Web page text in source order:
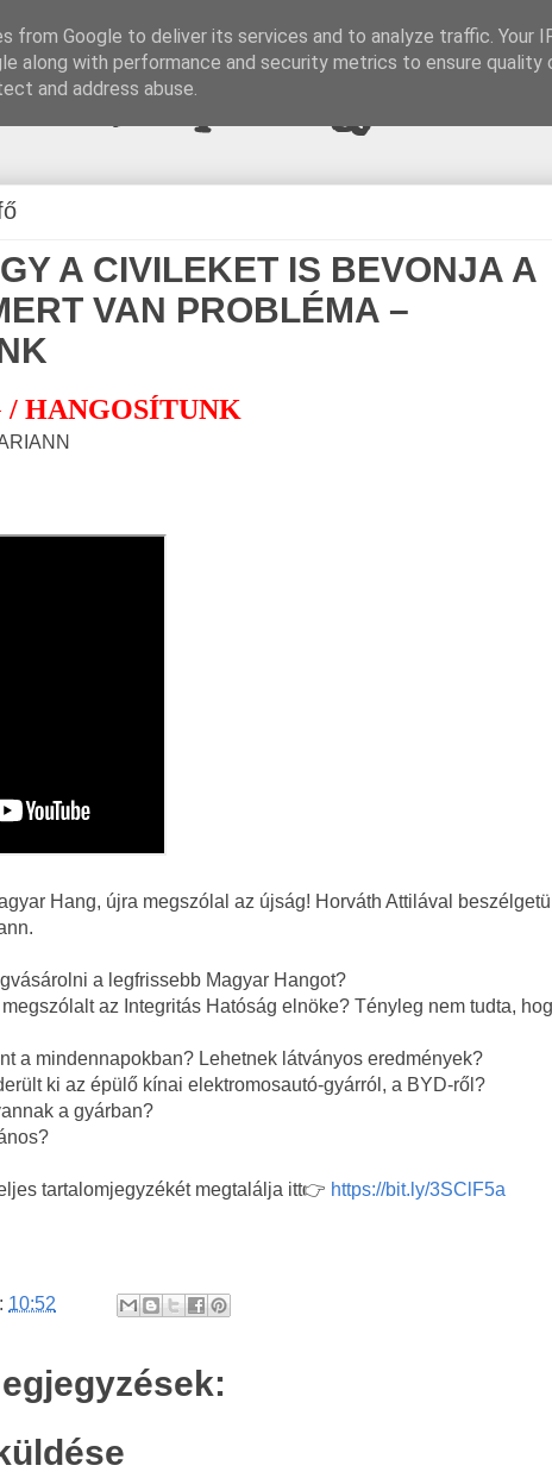
napi blogjava
A CIVILEKET IS BEVONJA A
VAN PROBLÉMA –
HANGOSÍTUNK
Hang, újra megszólal az újság! Horváth Attilával
a legfrissebb Magyar Hangot?
az Integritás Hatóság elnöke? Tényleg nem tudta,
a mindennapokban? Lehetnek látványos eredmények?
ki az épülő kínai elektromosautó-gyárról, a BYD-ről?
a gyárban?
tartalomjegyzékét megtalálja itt👉 https://bit.ly/3SClF5a
10:52
from Google to deliver its services and to analyze traffic. Your
along with performance and security metrics to ensure quality
and address abuse.